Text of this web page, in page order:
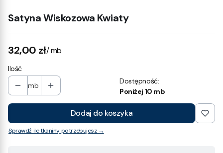
Satyna Wiskozowa Kwiaty
Cena
32,00 zł/ mb
Ilość
mb
Dostępność:
Poniżej 10 mb
Dodaj do koszyka
Sprawdź ile tkaniny potrzebujesz →